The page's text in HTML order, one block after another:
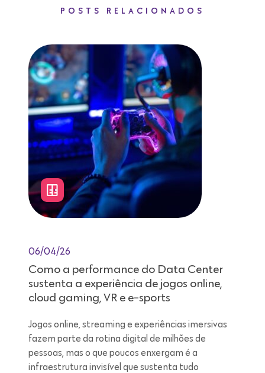
POSTS RELACIONADOS
06/04/26
Como a performance do Data Center
sustenta a experiência de jogos online,
cloud gaming, VR e e-sports
Jogos online, streaming e experiências imersivas
fazem parte da rotina digital de milhões de
pessoas, mas o que poucos enxergam é a
infraestrutura invisível que sustenta tudo